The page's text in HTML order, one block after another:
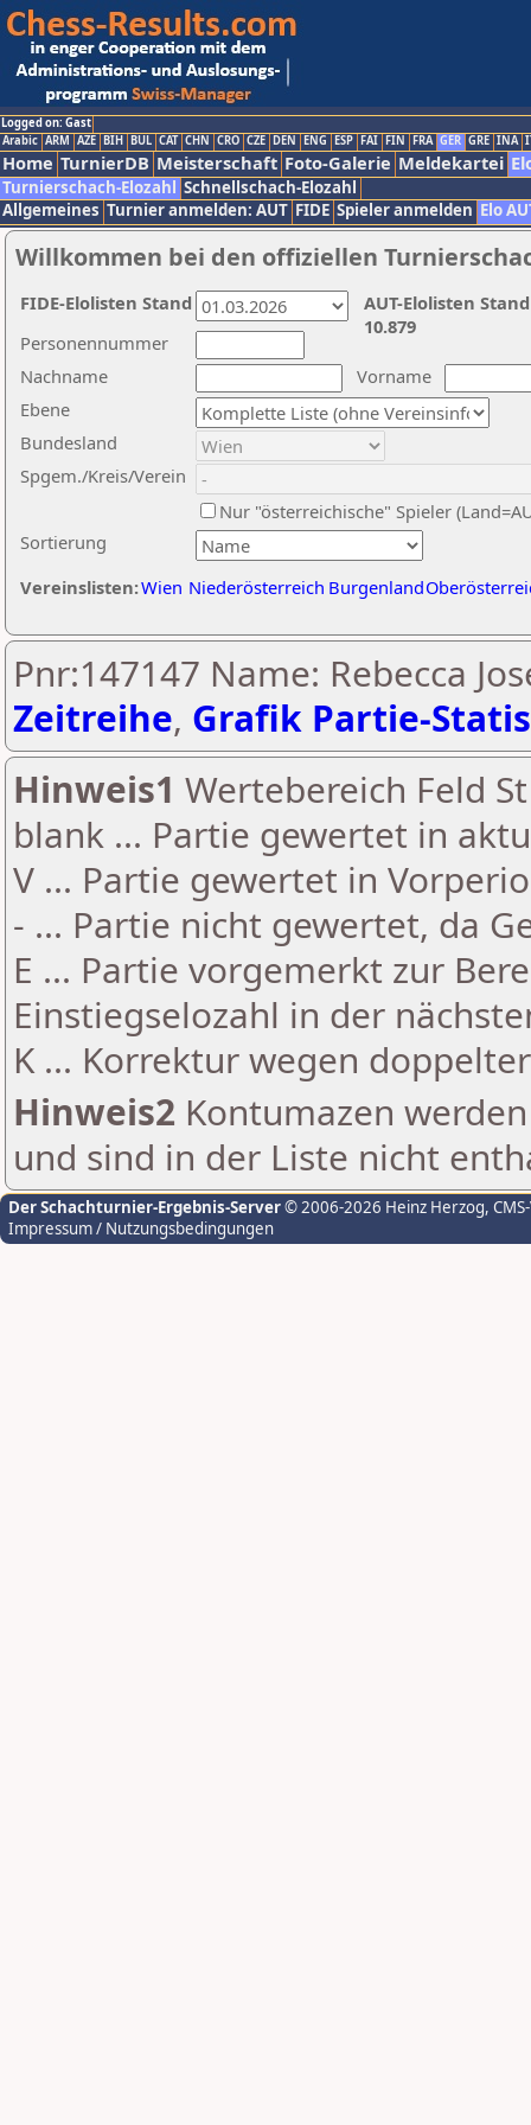
Logged on: Gast
Arabic ARM AZE BIH BUL CAT CHN CRO CZE DEN ENG ESP FAI FIN FRA GER GRE INA
Home TurnierDB Meisterschaft Foto-Galerie Meldekartei
Turnierschach-Elozahl Schnellschach-Elozahl
Allgemeines Turnier anmelden: AUT FIDE Spieler anmelden Elo
Willkommen bei den offiziellen
Nachname
Vorname
Ebene
Sortierung
Personennummer
Bundesland
Spgem./Kreis/Verein
Nur "österreichische" Spieler
Vereinslisten:Wien Niederösterreich Burgenland
AUT-Elolisten
10.879
FIDE-Elolisten Stand
Pnr:147147 Name: Rebecca
Zeitreihe, Grafik Partie-
Hinweis1 Wertebereich Feld
blank ... Partie gewertet in
V ... Partie gewertet in
- ... Partie nicht gewertet, da
E ... Partie vorgemerkt zur
Einstiegselozahl in der
K ... Korrektur wegen
Hinweis2 Kontumazen
und sind in der Liste nicht
Der Schachturnier-Ergebnis-Server© 2006-2026 Heinz Herzog,
Impressum / Nutzungsbedingungen